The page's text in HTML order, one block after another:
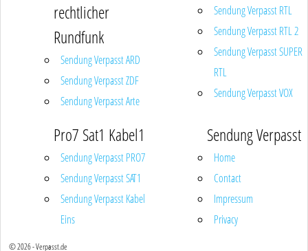
rechtlicher
Rundfunk
Sendung Verpasst ARD
Sendung Verpasst ZDF
Sendung Verpasst Arte
Sendung Verpasst RTL
Sendung Verpasst RTL 2
Sendung Verpasst SUPER
RTL
Sendung Verpasst VOX
Pro7 Sat1 Kabel1
Sendung Verpasst PRO7
Sendung Verpasst SAT1
Sendung Verpasst Kabel
Eins
Sendung Verpasst
Home
Contact
Impressum
Privacy
© 2026 - Verpasst.de